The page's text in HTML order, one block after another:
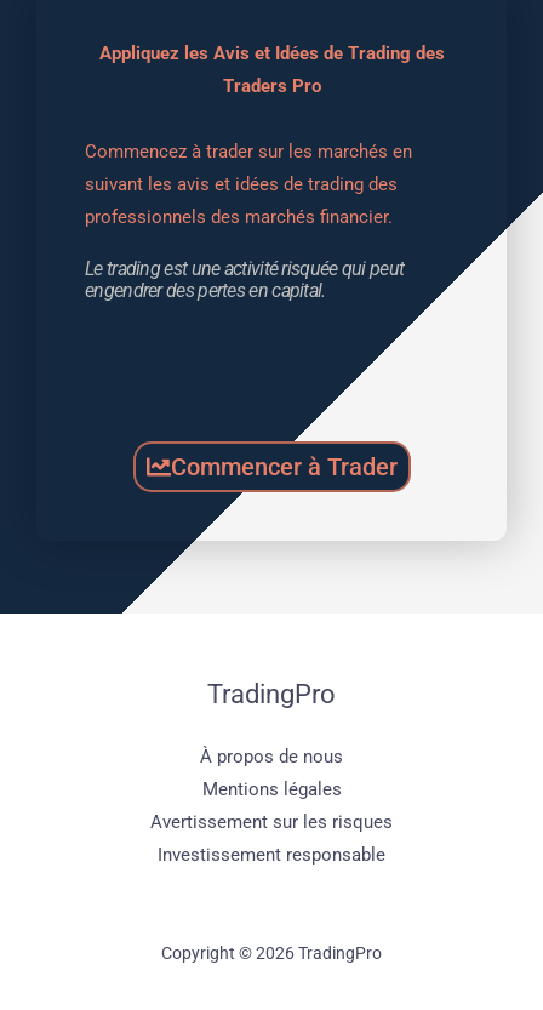
Appliquez les Avis et Idées de Trading des
Traders Pro
Commencez à trader sur les marchés en
suivant les avis et idées de trading des
professionnels des marchés financier.
Le trading est une activité risquée qui peut
engendrer des pertes en capital.
Commencer à Trader
TradingPro
À propos de nous
Mentions légales
Avertissement sur les risques
Investissement responsable
Copyright © 2026 TradingPro